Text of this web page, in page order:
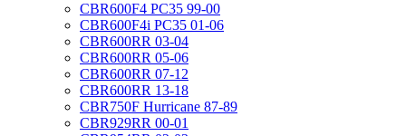
CBR600F4 PC35 99-00
CBR600F4i PC35 01-06
CBR600RR 03-04
CBR600RR 05-06
CBR600RR 07-12
CBR600RR 13-18
CBR750F Hurricane 87-89
CBR929RR 00-01